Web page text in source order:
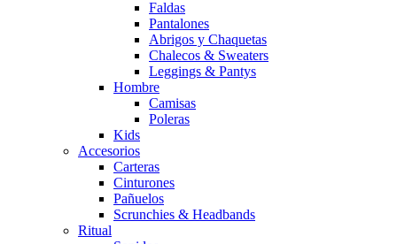
Faldas
Pantalones
Abrigos y Chaquetas
Chalecos & Sweaters
Leggings & Pantys
Hombre
Camisas
Poleras
Kids
Accesorios
Carteras
Cinturones
Pañuelos
Scrunchies & Headbands
Ritual